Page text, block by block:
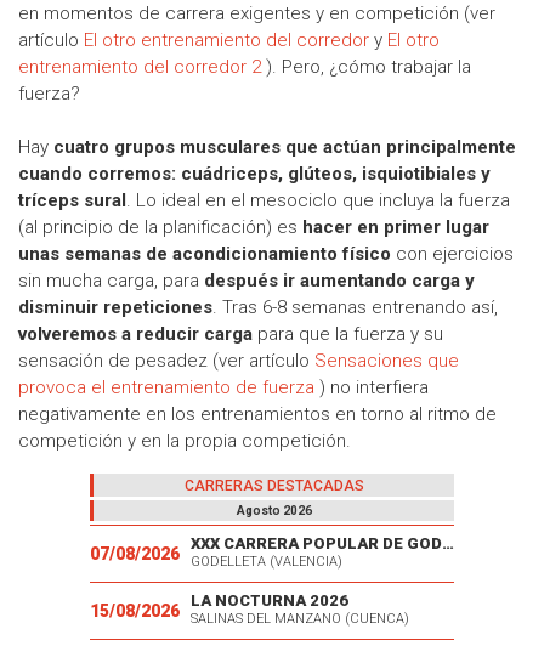
en momentos de carrera exigentes y en competición (ver
artículo El otro entrenamiento del corredor y El otro
entrenamiento del corredor 2). Pero, ¿cómo trabajar la
fuerza?
Hay cuatro grupos musculares que actúan principalmente
cuando corremos: cuádriceps, glúteos, isquiotibiales y
tríceps sural. Lo ideal en el mesociclo que incluya la fuerza
(al principio de la planificación) es hacer en primer lugar
unas semanas de acondicionamiento físico con ejercicios
sin mucha carga, para después ir aumentando carga y
disminuir repeticiones. Tras 6-8 semanas entrenando así,
volveremos a reducir carga para que la fuerza y su
sensación de pesadez (ver artículo Sensaciones que
provoca el entrenamiento de fuerza ) no interfiera
negativamente en los entrenamientos en torno al ritmo de
competición y en la propia competición.
CARRERAS DESTACADAS
Agosto 2026
07/08/2026
XXX CARRERA POPULAR DE GODELLETA
GODELLETA (VALENCIA)
15/08/2026
LA NOCTURNA 2026
SALINAS DEL MANZANO (CUENCA)